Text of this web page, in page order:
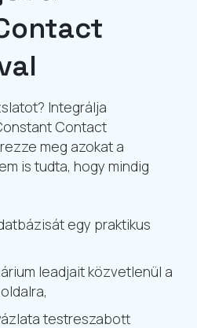
Integrálja
Contact
meg azokat a
is tudta, hogy mindig
egy praktikus
leadjait közvetlenül a
testreszabott